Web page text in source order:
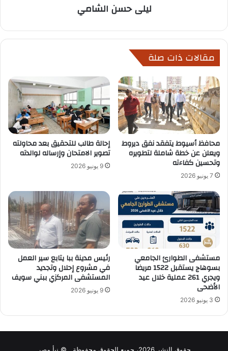
ليلى حسن الشامي
مقالات ذات صلة
محافظ أسيوط يتفقد نفق ديروط
ويعلن عن خطة شاملة لتطويره
وتحسين كفاءته
7 يونيو 2026
إحالة طالب للتحقيق بعد محاولته
تصوير الامتحان وإرساله لوالدته
9 يونيو 2026
مستشفى الطوارئ الجامعي
بسوهاج يستقبل 1522 مريضا
ويجري 261 عملية خلال عيد
الأضحى
3 يونيو 2026
رئيس مدينة ببا يتابع سير العمل
في مشروع إحلال وتجديد
المستشفى المركزي ببني سويف
9 يونيو 2026